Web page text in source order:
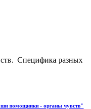
Специфика разных
помощники - органы чувств"